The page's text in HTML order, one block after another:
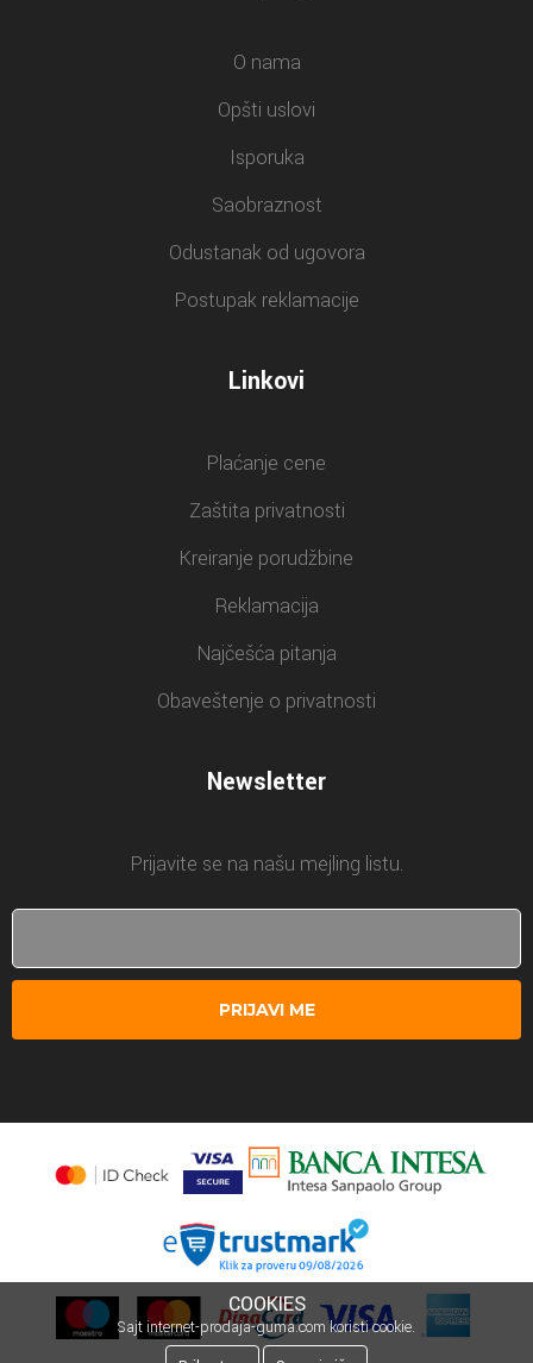
O nama
Opšti uslovi
Isporuka
Saobraznost
Odustanak od ugovora
Postupak reklamacije
Linkovi
Plaćanje cene
Zaštita privatnosti
Kreiranje porudžbine
Reklamacija
Najčešća pitanja
Obaveštenje o privatnosti
Newsletter
Prijavite se na našu mejling listu.
PRIJAVI ME
COOKIES
Sajt internet-prodaja-guma.com koristi cookie.